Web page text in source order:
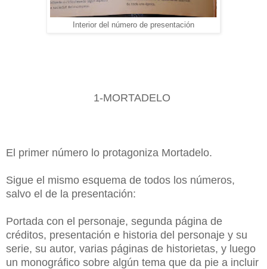
Interior del número de presentación
1-MORTADELO
El primer número lo protagoniza Mortadelo.
Sigue el mismo esquema de todos los números,
salvo el de la presentación:
Portada con el personaje, segunda página de
créditos, presentación e historia del personaje y su
serie, su autor, varias páginas de historietas, y luego
un monográfico sobre algún tema que da pie a incluir